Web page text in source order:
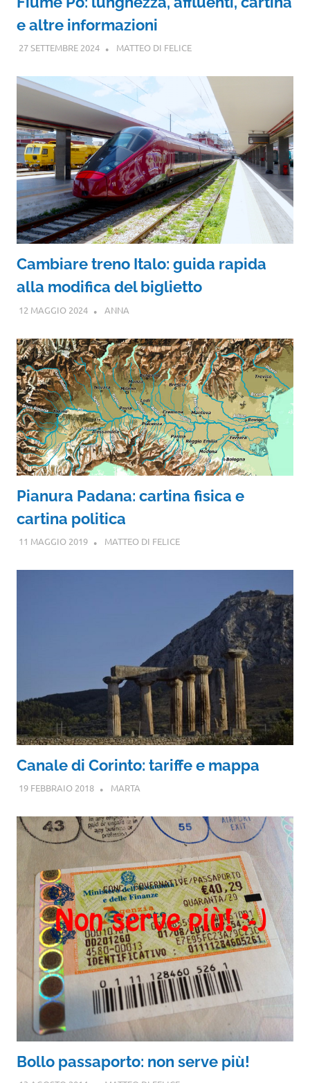
e altre informazioni
27 SETTEMBRE 2024 MATTEO DI FELICE
Cambiare treno Italo: guida rapida
alla modifica del biglietto
12 MAGGIO 2024 ANNA
Pianura Padana: cartina fisica e
cartina politica
11 MAGGIO 2019 MATTEO DI FELICE
Canale di Corinto: tariffe e mappa
19 FEBBRAIO 2018 MARTA
Bollo passaporto: non serve più!